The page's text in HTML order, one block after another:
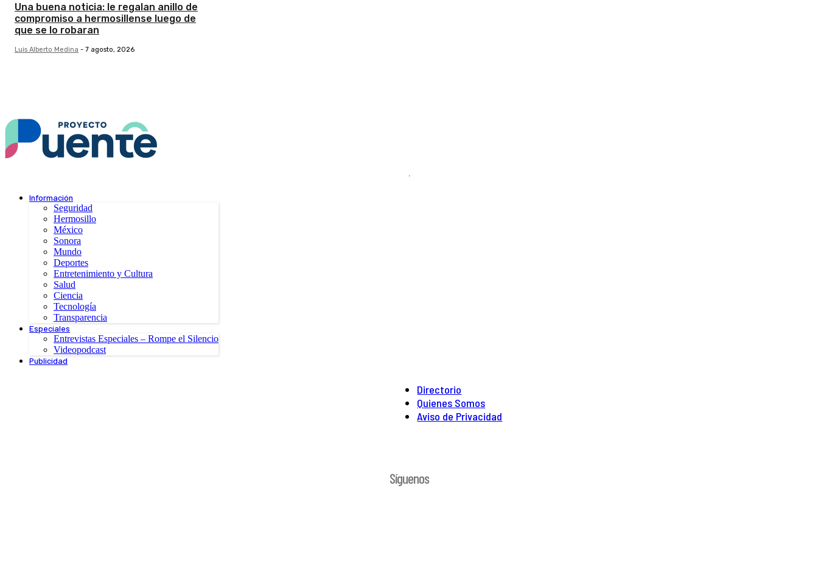
Una buena noticia: le regalan anillo de
compromiso a hermosillense luego de
que se lo robaran
Luis Alberto Medina - 7 agosto, 2026
.
Información
Seguridad
Hermosillo
México
Sonora
Mundo
Deportes
Entretenimiento y Cultura
Salud
Ciencia
Tecnología
Transparencia
Especiales
Entrevistas Especiales – Rompe el Silencio
Videopodcast
Publicidad
Directorio
Quienes Somos
Aviso de Privacidad
Síguenos